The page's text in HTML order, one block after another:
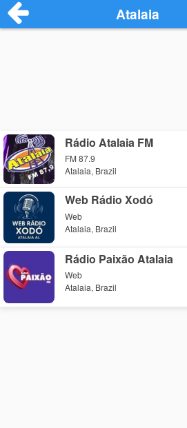
Atalaia
Rádio Atalaia FM
FM 87.9
Atalaia, Brazil
Web Rádio Xodó
Web
Atalaia, Brazil
Rádio Paixão Atalaia
Web
Atalaia, Brazil